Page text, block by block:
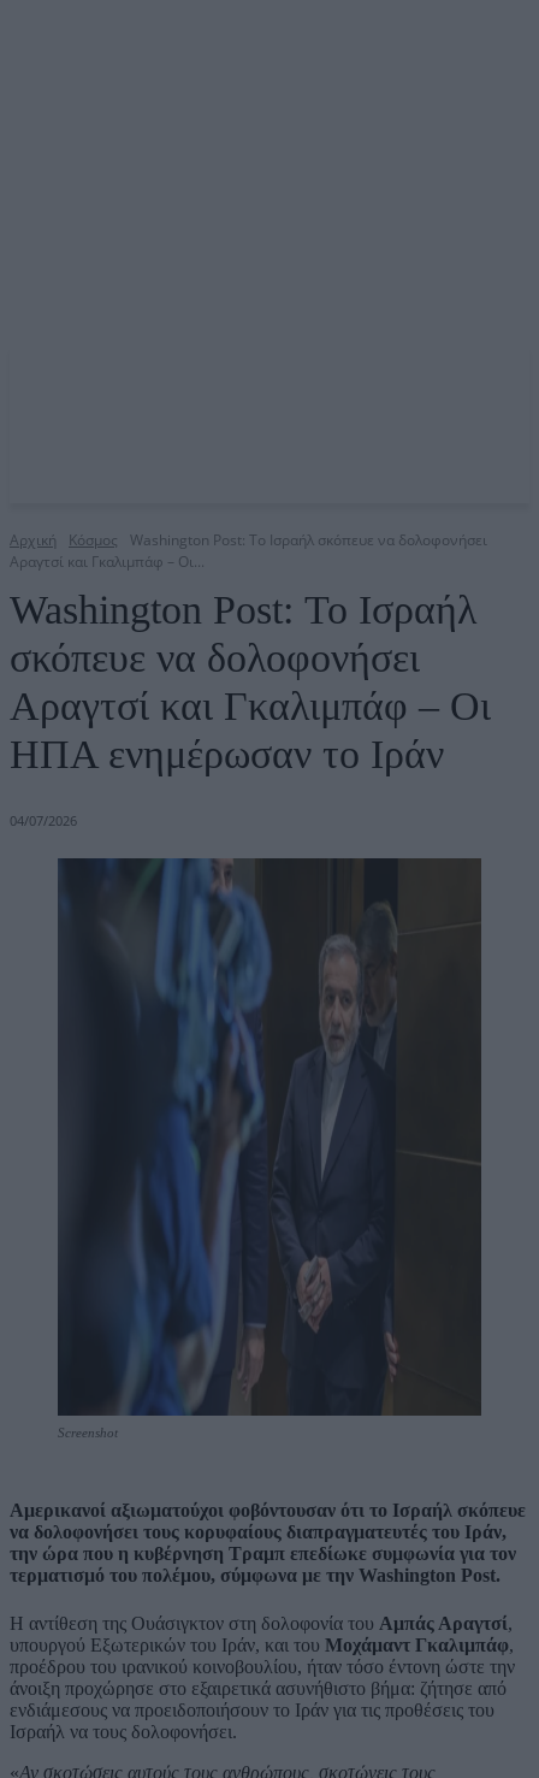
Αρχική Κόσμος
Washington Post: Το Ισραήλ σκόπευε να δολοφονήσει
Αραγτσί και Γκαλιμπάφ – Οι...
Washington Post: Το Ισραήλ
σκόπευε να δολοφονήσει
Αραγτσί και Γκαλιμπάφ – Οι
ΗΠΑ ενημέρωσαν το Ιράν
04/07/2026
Screenshot
Αμερικανοί αξιωματούχοι φοβόντουσαν ότι το Ισραήλ σκόπευε
να δολοφονήσει τους κορυφαίους διαπραγματευτές του Ιράν,
την ώρα που η κυβέρνηση Τραμπ επεδίωκε συμφωνία για τον
τερματισμό του πολέμου, σύμφωνα με την Washington Post.
Η αντίθεση της Ουάσιγκτον στη δολοφονία του Αμπάς Αραγτσί,
υπουργού Εξωτερικών του Ιράν, και του Μοχάμαντ Γκαλιμπάφ,
προέδρου του ιρανικού κοινοβουλίου, ήταν τόσο έντονη ώστε την
άνοιξη προχώρησε στο εξαιρετικά ασυνήθιστο βήμα: ζήτησε από
ενδιάμεσους να προειδοποιήσουν το Ιράν για τις προθέσεις του
Ισραήλ να τους δολοφονήσει.
«Αν σκοτώσεις αυτούς τους ανθρώπους, σκοτώνεις τους